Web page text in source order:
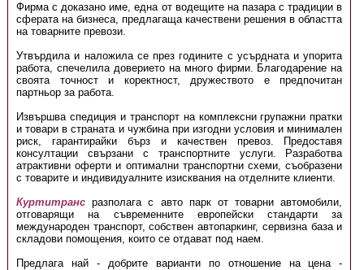
Фирма с доказано име, една от водещите на пазара с традиции в
сферата на бизнеса, предлагаща качествени решения в областта
на товарните превози.
Утвърдила и наложила се през годините с усърдната и упорита
работа, спечелила доверието на много фирми. Благодарение на
своята точност и коректност, дружеството е предпочитан
партньор за работа.
Извършва спедиция и транспорт на комплексни групажни пратки
и товари в страната и чужбина при изгодни условия и минимален
риск, гарантирайки бърз и качествен превоз. Предоставя
консултации свързани с транспортните услуги. Разработва
атрактивни оферти и оптимални транспортни схеми, съобразени
с товарите и индивидуалните изисквания на отделните клиенти.
Куртитрансразполага с авто парк от товарни автомобили,
отговарящи на съвременните европейски стандарти за
международен транспорт, собствен автопаркинг, сервизна база и
складови помощения, които се отдават под наем.
Предлага най - добрите варианти по отношение на цена -